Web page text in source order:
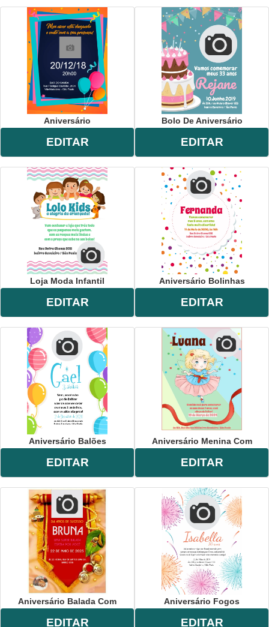
Aniversário
EDITAR
Bolo De Aniversário
EDITAR
Loja Moda Infantil
EDITAR
Aniversário Bolinhas
EDITAR
Aniversário Balões
EDITAR
Aniversário Menina Com
EDITAR
Aniversário Balada Com
EDITAR
Aniversário Fogos
EDITAR